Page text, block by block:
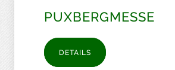
PUXBERGMESSE
DETAILS